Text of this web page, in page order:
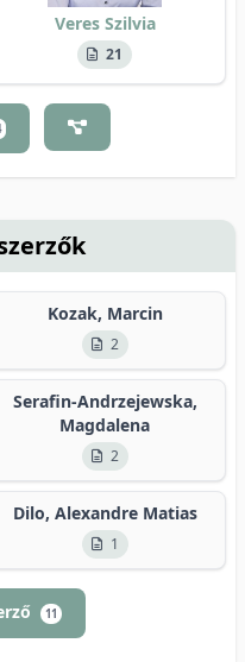
Veres Szilvia
21
Kozak, Marcin
2
Serafin-Andrzejewska,
Magdalena
2
Dilo, Alexandre Matias
1
11